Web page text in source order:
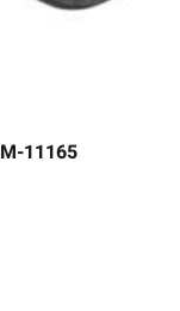
11165